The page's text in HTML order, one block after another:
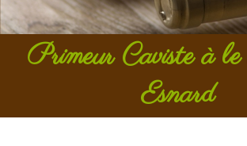
Primeur Caviste à
Esnard